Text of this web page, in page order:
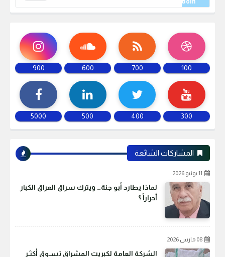
100
700
600
900
300
400
500
5000
المشاركات الشائعة
11 يونيو 2026
لماذا يطارد أبو جنة… ويترك سراق العراق الكبار
أحراراً ؟
08 مارس 2026
الشركة العامة لكبريت المشراق تسـوق أكثـر